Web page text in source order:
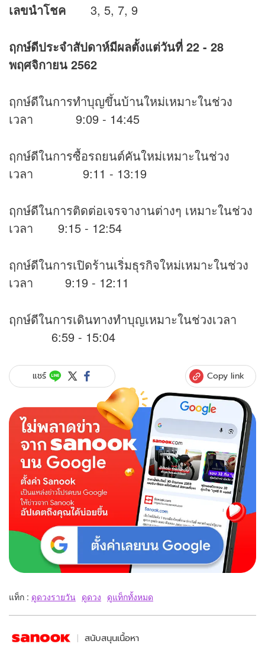
เลขนำโชค 3, 5, 7, 9
ฤกษ์ดีประจำสัปดาห์มีผลตั้งแต่วันที่ 22 - 28
พฤศจิกายน 2562
ฤกษ์ดีในการทำบุญขึ้นบ้านใหม่เหมาะในช่วง
เวลา 9:09 - 14:45
ฤกษ์ดีในการซื้อรถยนต์คันใหม่เหมาะในช่วง
เวลา 9:11 - 13:19
ฤกษ์ดีในการติดต่อเจรจางานต่างๆ เหมาะในช่วง
เวลา 9:15 - 12:54
ฤกษ์ดีในการเปิดร้านเริ่มธุรกิจใหม่เหมาะในช่วง
เวลา 9:19 - 12:11
ฤกษ์ดีในการเดินทางทำบุญเหมาะในช่วงเวลา
6:59 - 15:04
แชร์ Copy link
แท็ก : ดูดวงรายวัน ดูดวง ดูแท็กทั้งหมด
สนับสนุนเนื้อหา